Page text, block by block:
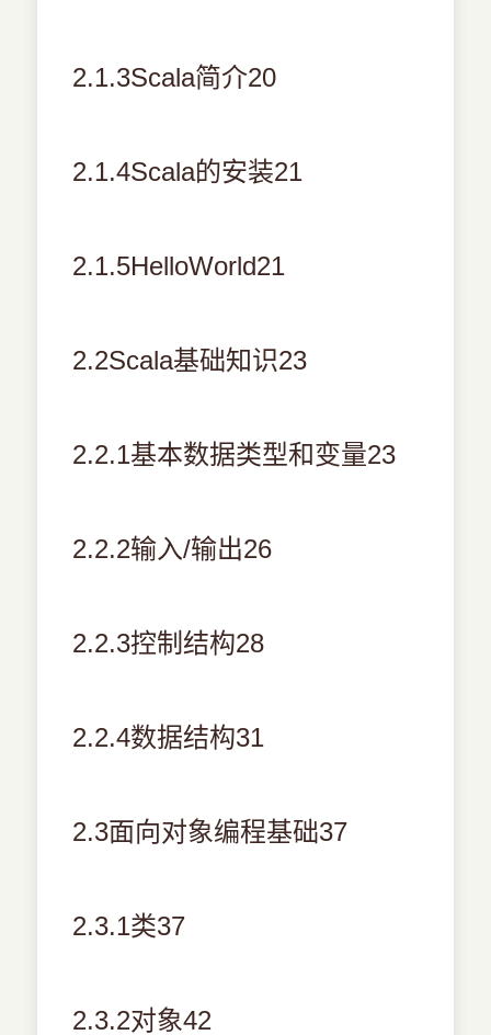
2.1.3Scala简介20
2.1.4Scala的安装21
2.1.5HelloWorld21
2.2Scala基础知识23
2.2.1基本数据类型和变量23
2.2.2输入/输出26
2.2.3控制结构28
2.2.4数据结构31
2.3面向对象编程基础37
2.3.1类37
2.3.2对象42